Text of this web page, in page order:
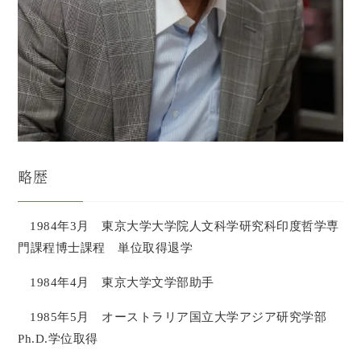
略歴
1984年3月 東京大学大学院人文科学研究科印度哲学専
門課程博士課程 単位取得退学
1984年4月 東京大学文学部助手
1985年5月 オーストラリア国立大学アジア研究学部
Ph.D.学位取得